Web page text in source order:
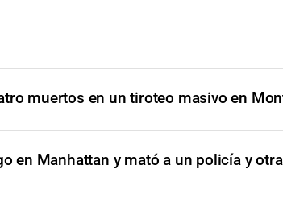
muertos en un tiroteo masivo en
en Manhattan y mató a un policía y